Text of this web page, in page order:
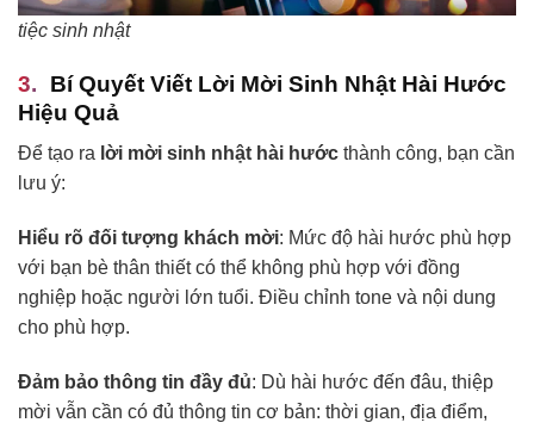
tiệc sinh nhật
Bí Quyết Viết Lời Mời Sinh Nhật Hài Hước
Hiệu Quả
Để tạo ra lời mời sinh nhật hài hước thành công, bạn cần
lưu ý:
Hiểu rõ đối tượng khách mời: Mức độ hài hước phù hợp
với bạn bè thân thiết có thể không phù hợp với đồng
nghiệp hoặc người lớn tuổi. Điều chỉnh tone và nội dung
cho phù hợp.
Đảm bảo thông tin đầy đủ: Dù hài hước đến đâu, thiệp
mời vẫn cần có đủ thông tin cơ bản: thời gian, địa điểm,